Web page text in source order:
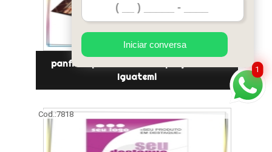
panfleto para imobiliaria preço Jardim
Iguatemi
Cod.:7818
1
Iniciar conversa